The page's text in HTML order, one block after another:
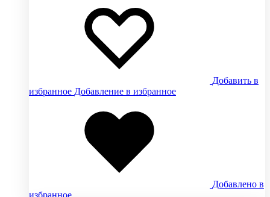
Добавить в
избранное Добавление в избранное
Добавлено в